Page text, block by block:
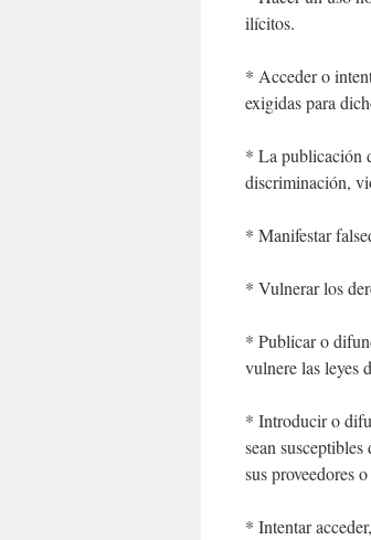
ilícitos.
* Acceder o
exigidas para
* La publicación
discriminación,
* Manifestar
* Vulnerar los
* Publicar o
vulnere las leyes
* Introducir o
sean
sus proveedores
* Intentar